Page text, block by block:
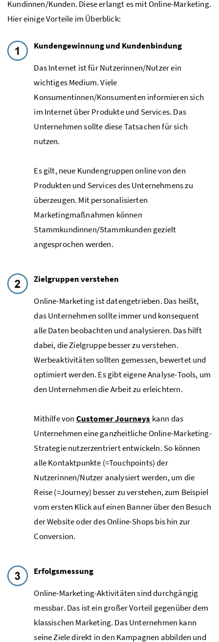
Kundinnen/Kunden. Diese erlangt es mitOnline-Marketing.
Hier einige Vorteile im Überblick:
Kundengewinnung und Kundenbindung
Das Internet ist für Nutzerinnen/Nutzer ein
wichtiges Medium. Viele
Konsumentinnen/Konsumenten informieren sich
im Internet über Produkte und Services. Das
Unternehmen sollte diese Tatsachen für sich
nutzen.
Es gilt, neue Kundengruppen online von den
Produkten und Services des Unternehmens zu
überzeugen. Mit personalisierten
Marketingmaßnahmen können
Stammkundinnen/Stammkunden gezielt
angesprochen werden.
Zielgruppen verstehen
Online-Marketingist datengetrieben. Das heißt,
das Unternehmen sollte immer und konsequent
alle Daten beobachten und analysieren. Das hilft
dabei, die Zielgruppe besser zu verstehen.
Werbeaktivitäten sollten gemessen, bewertet und
optimiert werden. Es gibt eigene Analyse-Tools, um
den Unternehmen die Arbeit zu erleichtern.
Mithilfe von Customer Journeys kann das
Unternehmen eine ganzheitliche Online-Marketing-
Strategie nutzerzentriert entwickeln. So können
alle Kontaktpunkte (=Touchpoints) der
Nutzerinnen/Nutzer analysiert werden, um die
Reise (=Journey) besser zu verstehen, zum Beispiel
vom ersten Klick auf einen Banner über den Besuch
derWebsiteoder desOnline-Shopsbis hin zur
Conversion.
Erfolgsmessung
Online-Marketing-Aktivitäten sind durchgängig
messbar. Das ist ein großer Vorteil gegenüber dem
klassischen Marketing. Das Unternehmen kann
seine Ziele direkt in den Kampagnen abbilden und